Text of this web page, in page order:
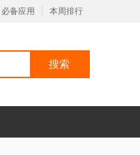
必备应用 本周排行